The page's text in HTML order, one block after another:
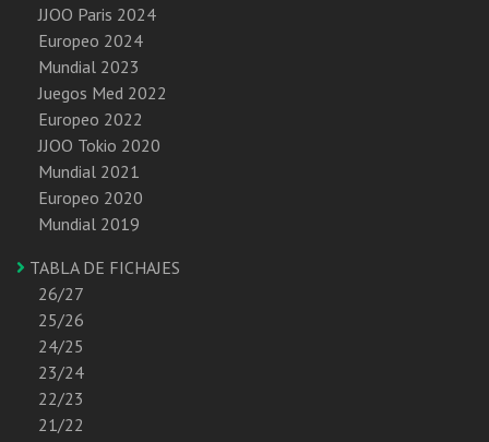
JJOO Paris 2024
Europeo 2024
Mundial 2023
Juegos Med 2022
Europeo 2022
JJOO Tokio 2020
Mundial 2021
Europeo 2020
Mundial 2019
TABLA DE FICHAJES
26/27
25/26
24/25
23/24
22/23
21/22